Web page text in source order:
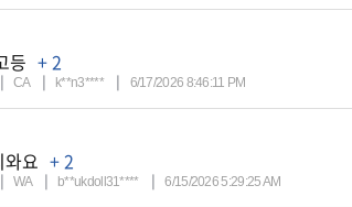
등 + 2
CA k**n3**** 6/17/2026 8:46:11 PM
요 + 2
WA b**ukdoll31**** 6/15/2026 5:29:25 AM